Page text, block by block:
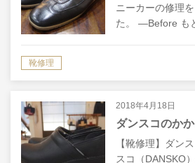
ニーカーの修理
た。 ―Before も
靴修理
2018年4月18日
ダンスコのか
【靴修理】ダン
スコ（DANSKO